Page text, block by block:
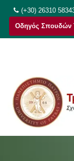
στο
περιεχόμενο
(+30) 26310
Οδηγός Σπουδών